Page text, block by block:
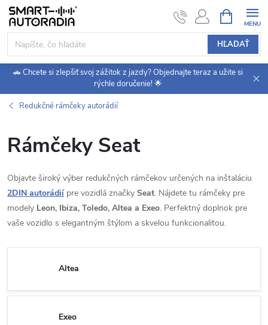
Prejsť
obsah
HĽADAŤ
KOŠÍK
🚗 Chcete si zlepšiť svoj zážitok z jazdy? Objednajte teraz a užite si
rýchle doručenie! 🌟
Redukčné rámčeky autorádií
Rámčeky Seat
Objavte široký výber redukčných rámčekov určených na inštaláciu
2DIN autorádií pre vozidlá značky Seat. Nájdete tu rámčeky pre
modely Leon, Ibiza, Toledo, Altea a Exeo. Perfektný doplnok pre
vaše vozidlo s elegantným štýlom a skvelou funkcionalitou.
Altea
Exeo